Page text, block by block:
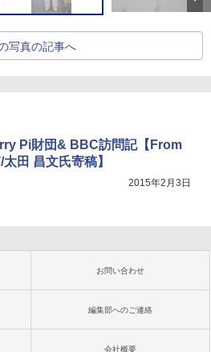
写真の記事へ
Pi財団& BBC訪問記【From
田 昌文氏寄稿】
2015年2月3日
お問い合わせ
編集部へのご連絡
会社概要